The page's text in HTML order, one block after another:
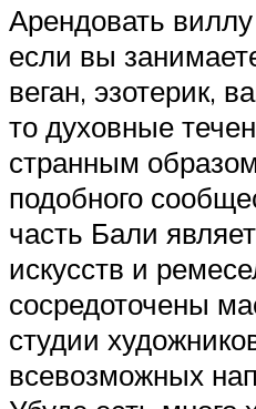
Арендовать
если вы
веган, эзотерик,
то духовные
странным
подобного
часть Бали
искусств и
сосредоточены
студии
всевозможных